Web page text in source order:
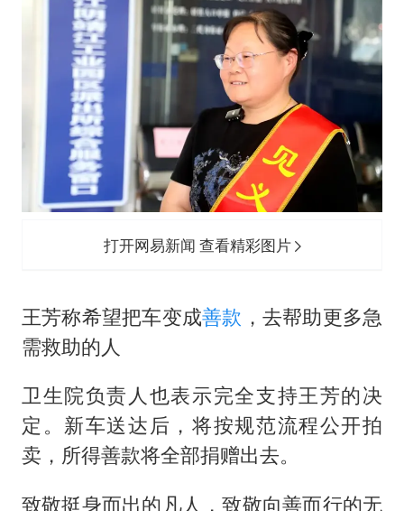
打开网易新闻 查看精彩图片
王芳称希望把车变成善款 ，去帮助更多急
需救助的人
卫生院负责人也表示完全支持王芳的决
定。新车送达后，将按规范流程公开拍
卖，所得善款将全部捐赠出去。
致敬挺身而出的凡人，致敬向善而行的无